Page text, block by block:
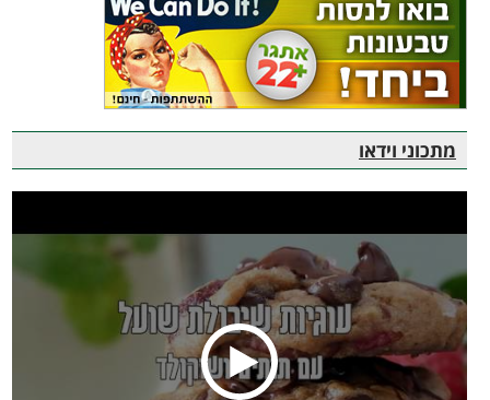
מתכוני וידאו